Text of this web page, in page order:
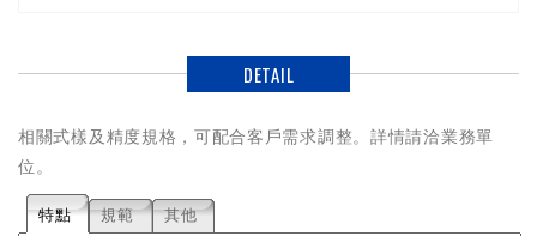
DETAIL
相關式樣及精度規格，可配合客戶需求調整。詳情請洽業務單
位。
特點 規範 其他